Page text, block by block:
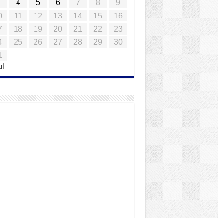
4 5 6 7 8
9
11 12 13 14 15
16
18 19 20 21 22
23
25 26 27 28 29
30